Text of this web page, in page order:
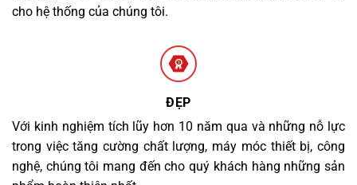
cho hệ thống của chúng tôi.
ĐẸP
Với kinh nghiệm tích lũy hơn 10 năm qua và những nỗ lực
trong việc tăng cường chất lượng, máy móc thiết bị, công
nghệ, chúng tôi mang đến cho quý khách hàng những sản